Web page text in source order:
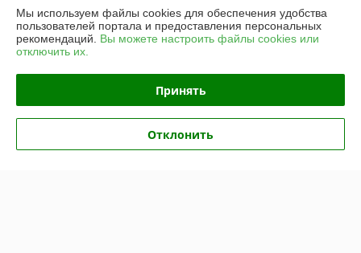
Сайт создан на платформе Deal.by
Юридическое лицо:Частное предприятие «ЭльМор»
Беларусь, г. Минск, ул. Некрасова, 5, к.4
Мы используем файлы cookies для обеспечения удобства
пользователей портала и предоставления персональных
рекомендаций. Вы можете настроить файлы cookies или
отключить их.
Принять
Отклонить